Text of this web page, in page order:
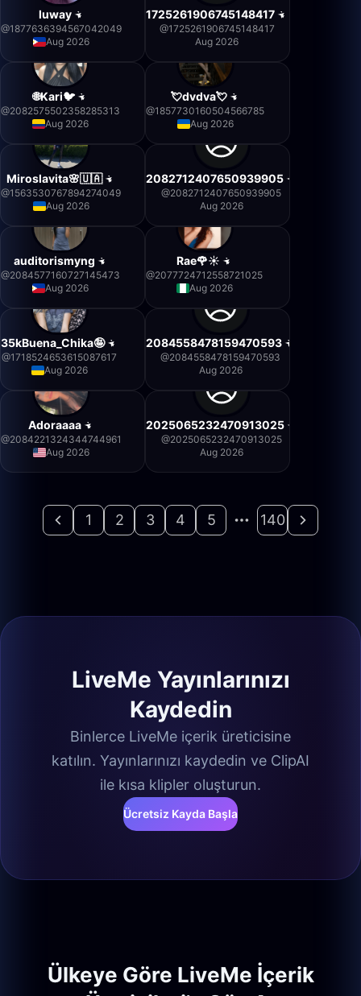
luway
@1877636394567042049
Aug 2026
1725261906745148417
@1725261906745148417
Aug 2026
🌐Kari🐦
@2082575502358285313
Aug 2026
💘dvdva💘
@1857730160504566785
Aug 2026
Miroslavita🌸🇺🇦
@1563530767894274049
Aug 2026
2082712407650939905
@2082712407650939905
Aug 2026
auditorismyng
@2084577160727145473
Aug 2026
Rae🌹☀️
@2077724712558721025
Aug 2026
35kBuena_Chika🤪
@1718524653615087617
Aug 2026
2084558478159470593
@2084558478159470593
Aug 2026
Adoraaaa
@2084221324344744961
Aug 2026
2025065232470913025
@2025065232470913025
Aug 2026
1 2 3 4 5 140
LiveMe Yayınlarınızı
Kaydedin
Binlerce LiveMe içerik üreticisine
katılın. Yayınlarınızı kaydedin ve ClipAI
ile kısa klipler oluşturun.
Ücretsiz Kayda Başla
Ülkeye Göre LiveMe İçerik